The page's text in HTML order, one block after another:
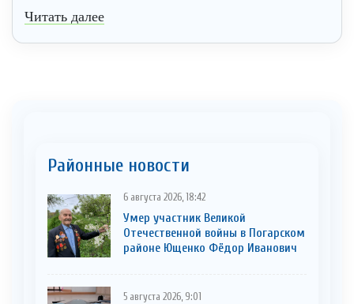
Читать далее
Районные новости
6 августа 2026, 18:42
Умер участник Великой
Отечественной войны в Погарском
районе Ющенко Фёдор Иванович
5 августа 2026, 9:01